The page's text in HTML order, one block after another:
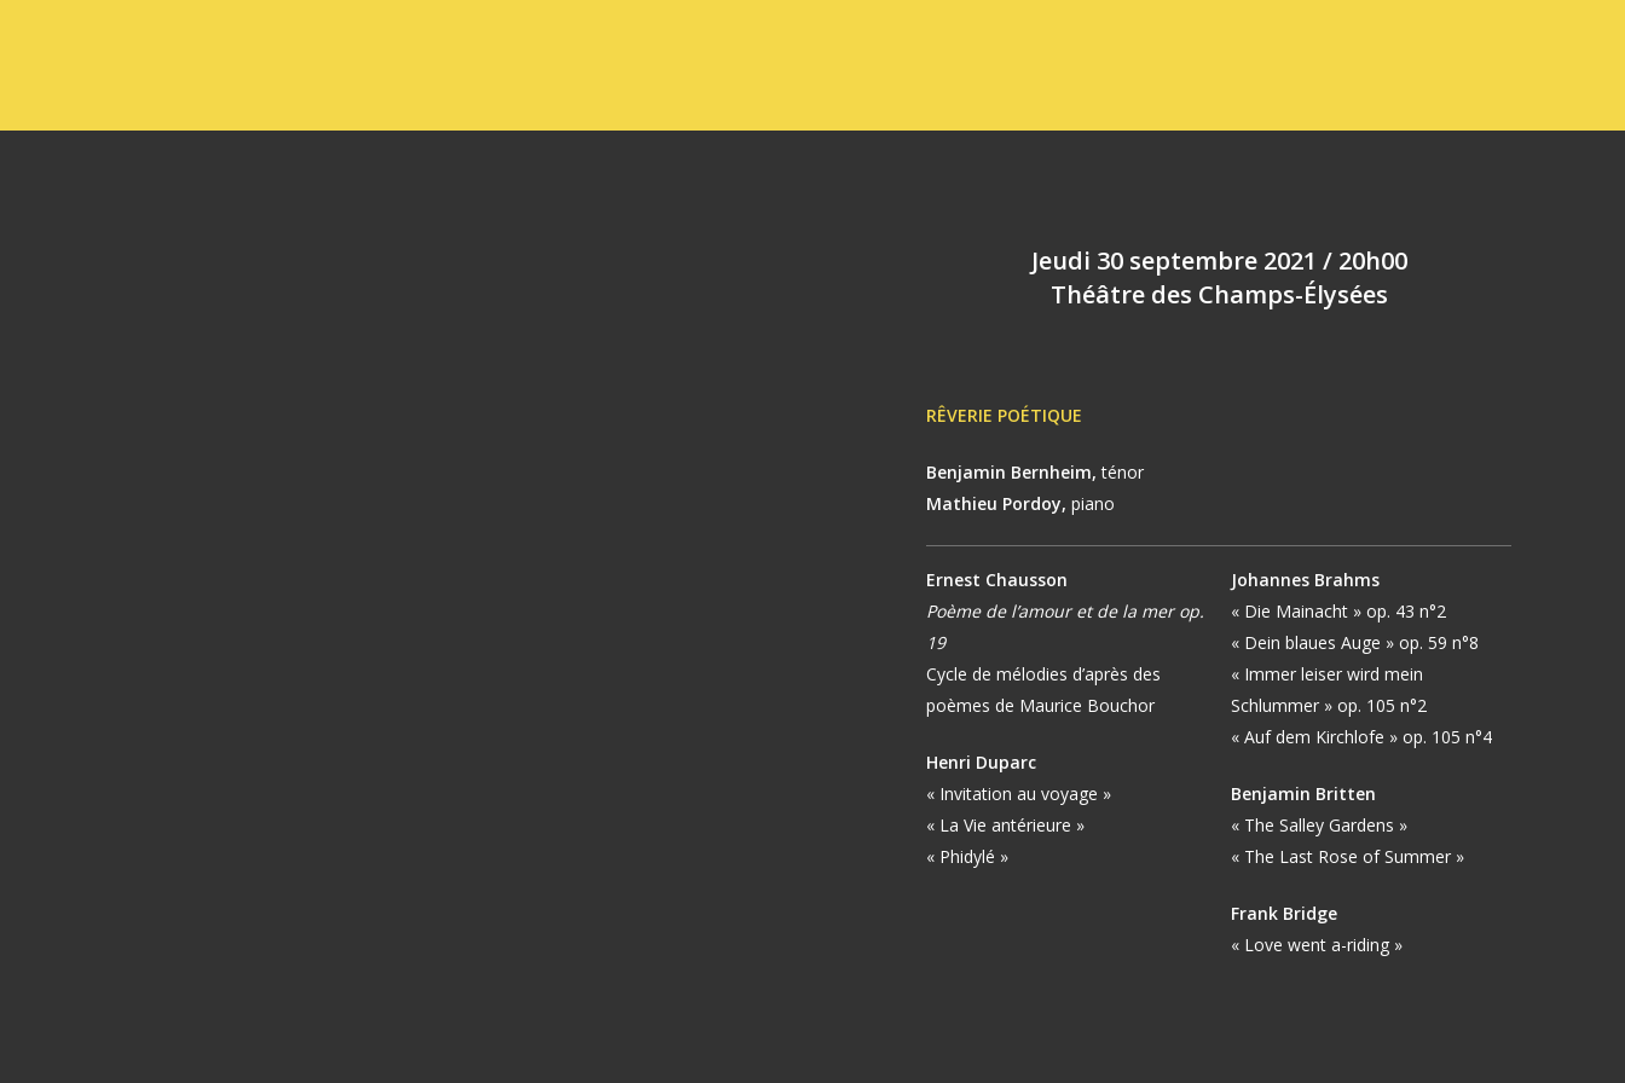
Jeudi 30 septembre 2021 / 20h00
Théâtre des Champs-Élysées
RÊVERIE POÉTIQUE
Benjamin Bernheim, ténor
Mathieu Pordoy, piano
Ernest Chausson
Poème de l’amour et de la mer op.
19
Cycle de mélodies d’après des
poèmes de Maurice Bouchor
Henri Duparc
« Invitation au voyage »
« La Vie antérieure »
« Phidylé »
Johannes Brahms
« Die Mainacht » op. 43 n°2
« Dein blaues Auge » op. 59 n°8
« Immer leiser wird mein
Schlummer » op. 105 n°2
« Auf dem Kirchlofe » op. 105 n°4
Benjamin Britten
« The Salley Gardens »
« The Last Rose of Summer »
Frank Bridge
« Love went a-riding »